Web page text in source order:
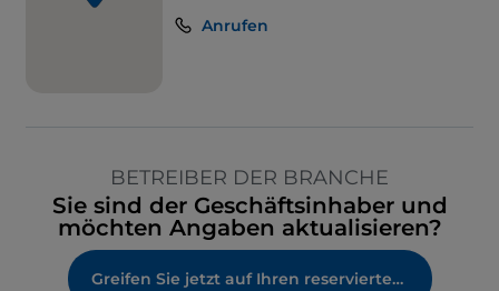
Anrufen
BETREIBER DER BRANCHE
Sie sind der Geschäftsinhaber und
möchten Angaben aktualisieren?
Greifen Sie jetzt auf Ihren reservierten Bereich zu